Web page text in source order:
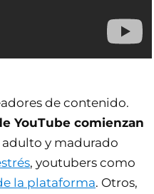
de contenido.
YouTube comienzan
adulto y madurado
, youtubers como
la plataforma. Otros,